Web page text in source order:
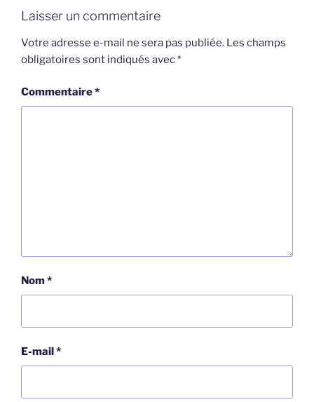
Laisser un commentaire
Votre adresse e-mail ne sera pas publiée. Les champs
obligatoires sont indiqués avec*
Commentaire*
Nom*
E-mail *